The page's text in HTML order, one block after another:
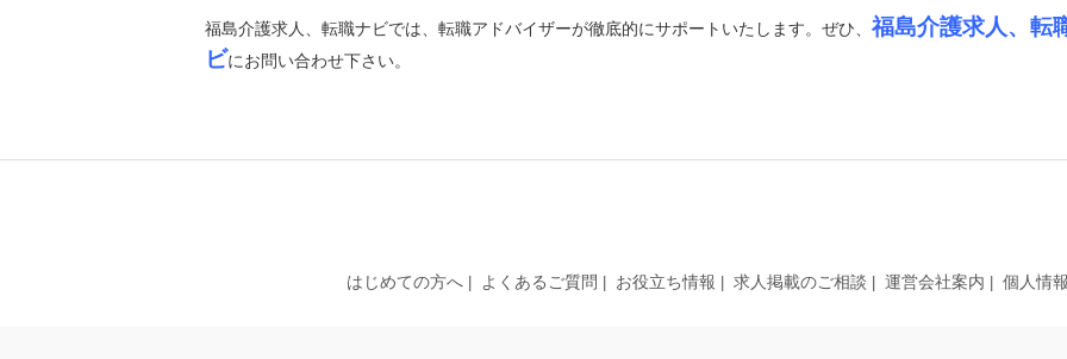
福島介護求人、転職ナビでは、転職アドバイザーが徹底的にサポートいたします。ぜひ、 福島介護求人、転
ビにお問い合わせ下さい。
はじめての方へ よくあるご質問 お役立ち情報 求人掲載のご相談 運営会社案内 個人情